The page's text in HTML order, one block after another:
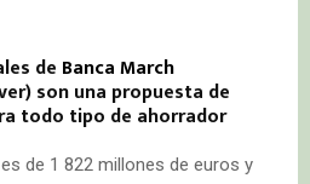
de Banca March
son una propuesta de
todo tipo de ahorrador
de 1 822 millones de euros y